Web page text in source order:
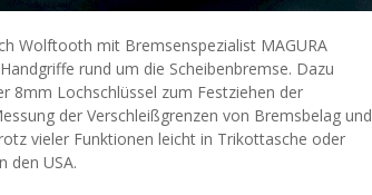
Wolftooth mit Bremsenspezialist MAGURA
rund um die Scheibenbremse. Dazu
8mm Lochschlüssel zum Festziehen der
der Verschleißgrenzen von Bremsbelag und
vieler Funktionen leicht in Trikottasche oder
den USA.